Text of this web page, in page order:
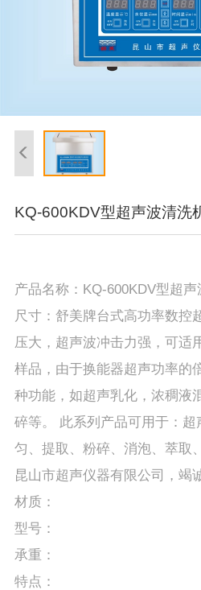
KQ-600KDV型超声波清洗
产品名称：KQ-600KDV型超
尺寸：舒美牌台式高功率数控
压大，超声波冲击力强，可适
样品，由于换能器超声功率的
种功能，如超声乳化，浓稠液
碎等。 此系列产品可用于：超
匀、提取、粉碎、消泡、萃取
昆山市超声仪器有限公司，竭
材质：
型号：
承重：
特点：